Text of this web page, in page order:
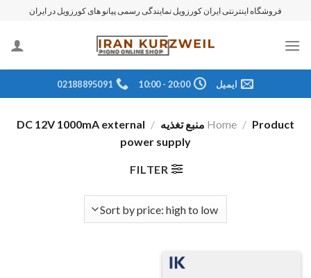
محتوا
فروشگاه اینترنتی ایران کورزویل نمایندگی رسمی پیانو های کورزویل در ایران
ایمیل 20:00 - 10:00
02188895091
Home / Product منبع تغذیه /
DC 12V 1000mA external
power supply
FILTER